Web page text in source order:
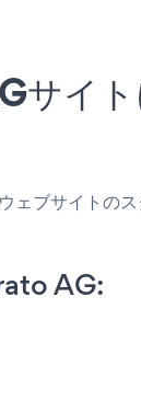
イト
ェブサイトの
AG: